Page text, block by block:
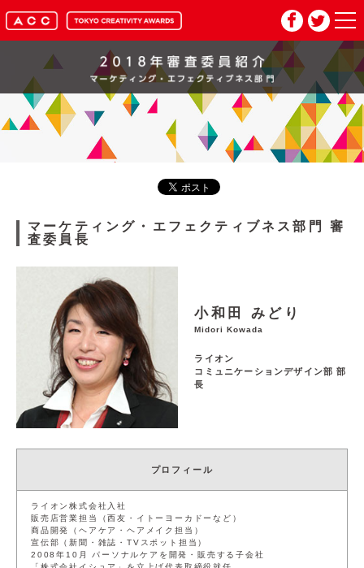
HOME
マイページ
入賞作品
お問い合わせ
サイト利用規約
閉じる
マーケティング・エフェクティブネス部門審
査委員長
小和田 みどり
Midori Kowada
ライオン
コミュニケーションデザイン部 部
長
プロフィール
ライオン株式会社入社
販売店営業担当（西友・イトーヨーカドーなど）
商品開発（ヘアケア・ヘアメイク担当）
宣伝部（新聞・雑誌・TVスポット担当）
2008年10月 パーソナルケアを開発・販売する子会社